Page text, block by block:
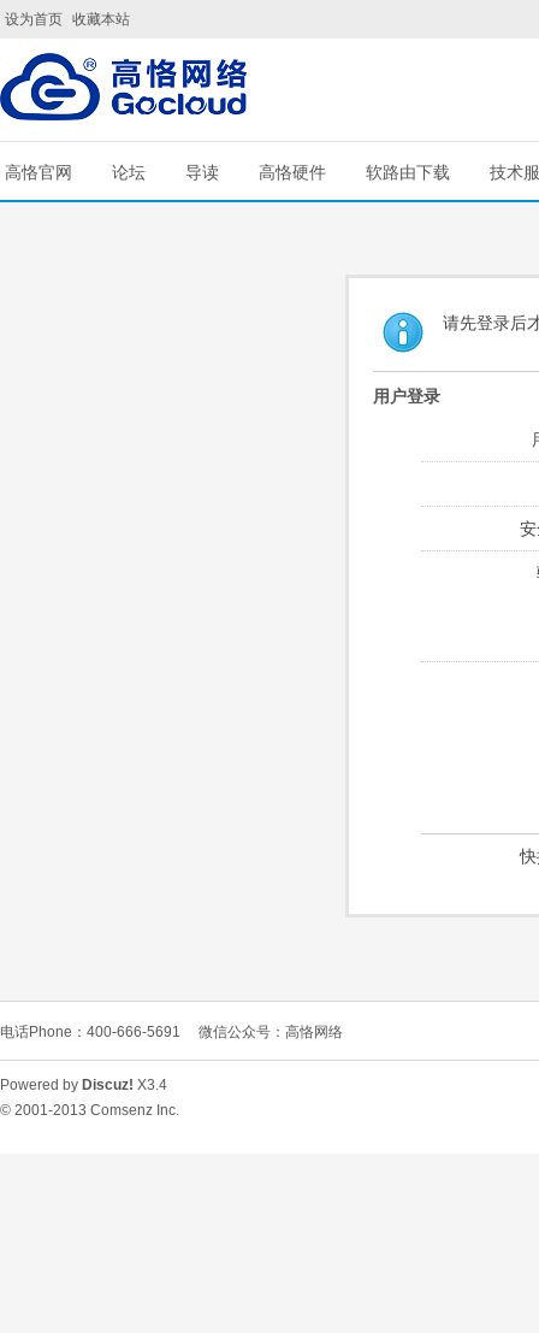
设为首页 收藏本站
高恪官网 论坛 导读 高恪硬件 软路由下载 技术
请先登录后
用户登录
电话Phone：400-666-5691 微信公众号：高恪网络
Powered by Discuz! X3.4
© 2001-2013 Comsenz Inc.